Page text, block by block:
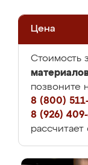
Цена
Стоимость
позвоните
8 (800)
8 (926)
рассчитает